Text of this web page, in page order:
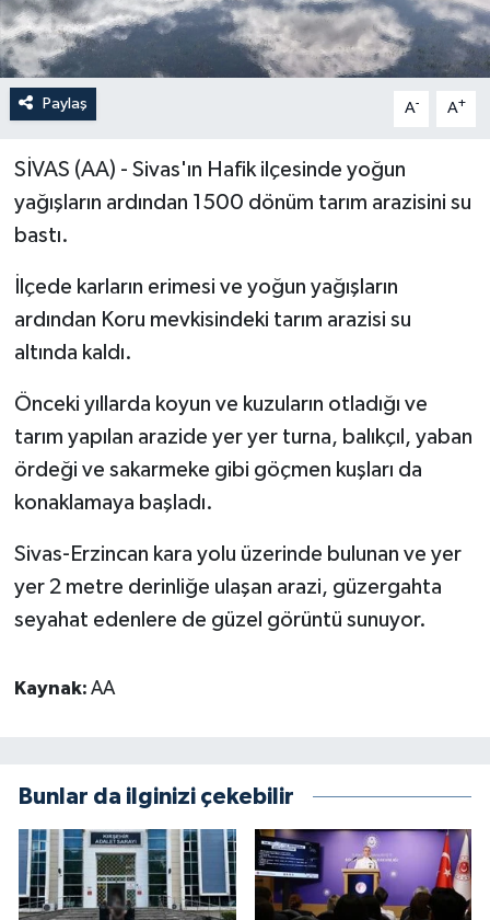
Paylaş A- A+
SİVAS (AA) - Sivas'ın Hafik ilçesinde yoğun
yağışların ardından 1500 dönüm tarım arazisini su
bastı.
İlçede karların erimesi ve yoğun yağışların
ardından Koru mevkisindeki tarım arazisi su
altında kaldı.
Önceki yıllarda koyun ve kuzuların otladığı ve
tarım yapılan arazide yer yer turna, balıkçıl, yaban
ördeği ve sakarmeke gibi göçmen kuşları da
konaklamaya başladı.
Sivas-Erzincan kara yolu üzerinde bulunan ve yer
yer 2 metre derinliğe ulaşan arazi, güzergahta
seyahat edenlere de güzel görüntü sunuyor.
Kaynak: AA
Bunlar da ilginizi çekebilir
SAĞLIK
SİYASET
GÜNCEL
SPOR
YAŞAM
Yerel